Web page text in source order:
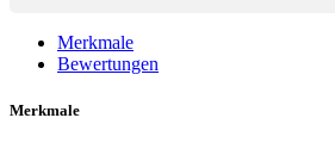
Merkmale
Bewertungen
Merkmale